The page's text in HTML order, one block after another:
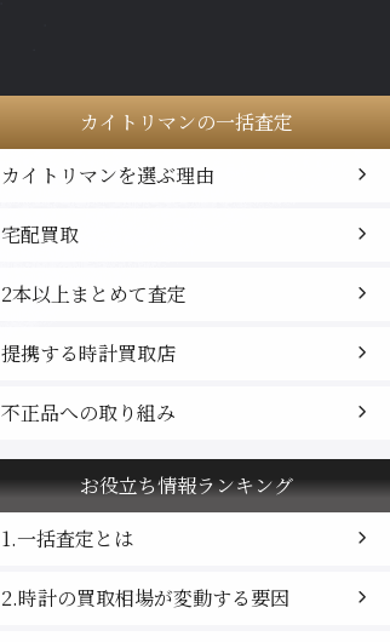
カイトリマンの一括査定
カイトリマンを選ぶ理由
宅配買取
2本以上まとめて査定
提携する時計買取店
不正品への取り組み
お役立ち情報ランキング
1.一括査定とは
2.時計の買取相場が変動する要因